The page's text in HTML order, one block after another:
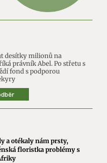
desítky milionů na
právník Abel. Po střetu s
fond s podporou
a otékaly nám prsty,
floristka problémy s